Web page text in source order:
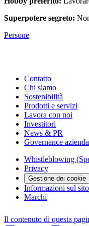
Superpotere segreto:
Persone
Contatto
Chi siamo
Sostenibilità
Prodotti e servizi
Lavora con noi
Investitori
News & PR
Governance
Whistleblowing
Privacy
Gestione dei cookie
Informazioni sul sito
Marchi
Il contenuto di questa